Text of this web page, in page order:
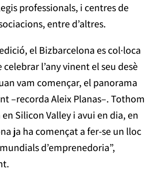
professionals, i centres de
entre d’altres.
el Bizbarcelona es col·loca
celebrar l’any vinent el seu desè
vam començar, el panorama
–recorda Aleix Planas–. Tothom
Silicon Valley i avui en dia, en
ja ha començat a fer-se un lloc
d’emprenedoria”,